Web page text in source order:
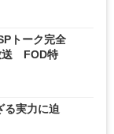
トーク完全
送 FOD特
る実力に迫